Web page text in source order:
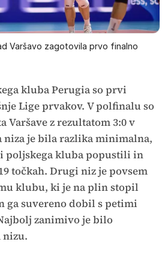
Varšavo zagotovila prvo finalno
kluba Perugia so prvi
Lige prvakov. V polfinalu so
z rezultatom 3:0 v
niza je bila razlika minimalna,
poljskega kluba popustili in
točkah. Drugi niz je povsem
klubu, ki je na plin stopil
ga suvereno dobil s petimi
zanimivo je bilo
nizu.